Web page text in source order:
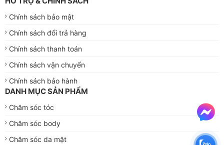
Chính sách bảo mật
Chính sách đổi trả hàng
Chính sách thanh toán
Chính sách vận chuyển
Chính sách bảo hành
DANH MỤC SẢN PHẨM
Chăm sóc tóc
Chăm sóc body
Chăm sóc da mặt